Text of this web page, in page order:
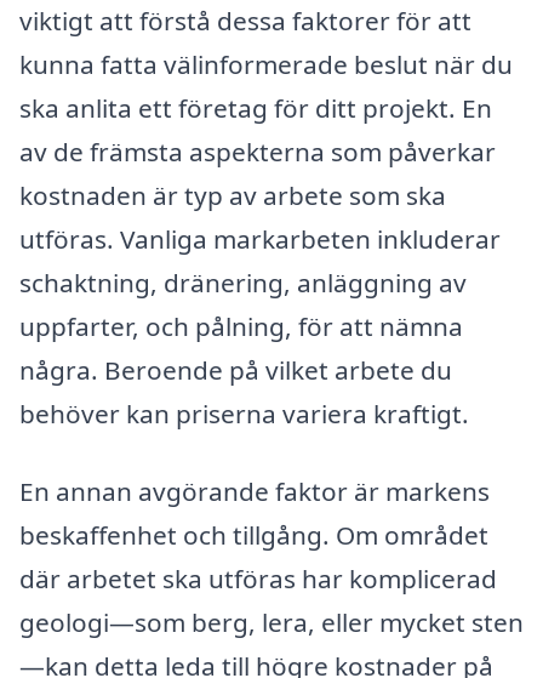
viktigt att förstå dessa faktorer för att
kunna fatta välinformerade beslut när du
ska anlita ett företag för ditt projekt. En
av de främsta aspekterna som påverkar
kostnaden är typ av arbete som ska
utföras. Vanliga markarbeten inkluderar
schaktning, dränering, anläggning av
uppfarter, och pålning, för att nämna
några. Beroende på vilket arbete du
behöver kan priserna variera kraftigt.
En annan avgörande faktor är markens
beskaffenhet och tillgång. Om området
där arbetet ska utföras har komplicerad
geologi—som berg, lera, eller mycket sten
—kan detta leda till högre kostnader på